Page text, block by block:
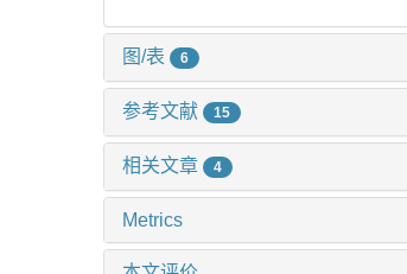
图/表 6
参考文献 15
相关文章 4
Metrics